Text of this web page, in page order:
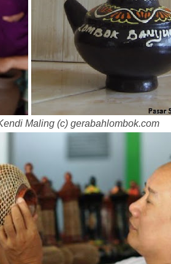
Maling (c) gerabahlombok.com